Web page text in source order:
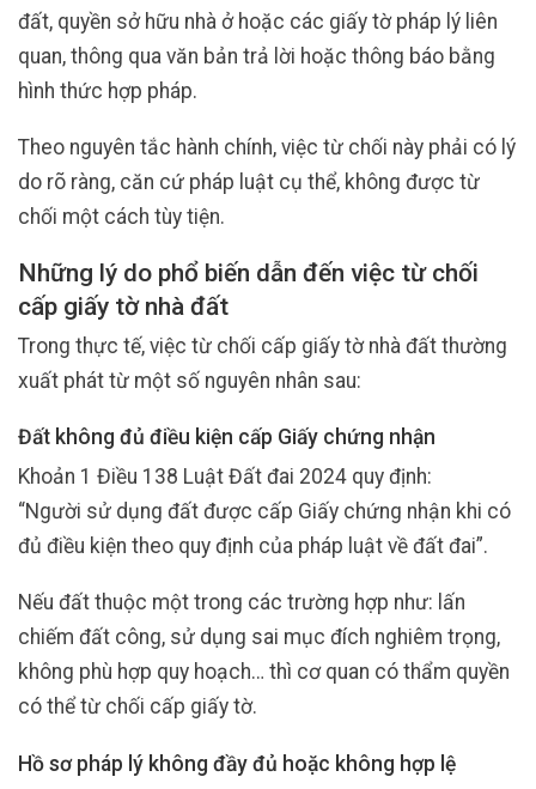
đất, quyền sở hữu nhà ở hoặc các giấy tờ pháp lý liên
quan, thông qua văn bản trả lời hoặc thông báo bằng
hình thức hợp pháp.
Theo nguyên tắc hành chính, việc từ chối này phải có lý
do rõ ràng, căn cứ pháp luật cụ thể, không được từ
chối một cách tùy tiện.
Những lý do phổ biến dẫn đến việc từ chối
cấp giấy tờ nhà đất
Trong thực tế, việc từ chối cấp giấy tờ nhà đất thường
xuất phát từ một số nguyên nhân sau:
Đất không đủ điều kiện cấp Giấy chứng nhận
Khoản 1 Điều 138 Luật Đất đai 2024 quy định:
“Người sử dụng đất được cấp Giấy chứng nhận khi có
đủ điều kiện theo quy định của pháp luật về đất đai”.
Nếu đất thuộc một trong các trường hợp như: lấn
chiếm đất công, sử dụng sai mục đích nghiêm trọng,
không phù hợp quy hoạch… thì cơ quan có thẩm quyền
có thể từ chối cấp giấy tờ.
Hồ sơ pháp lý không đầy đủ hoặc không hợp lệ